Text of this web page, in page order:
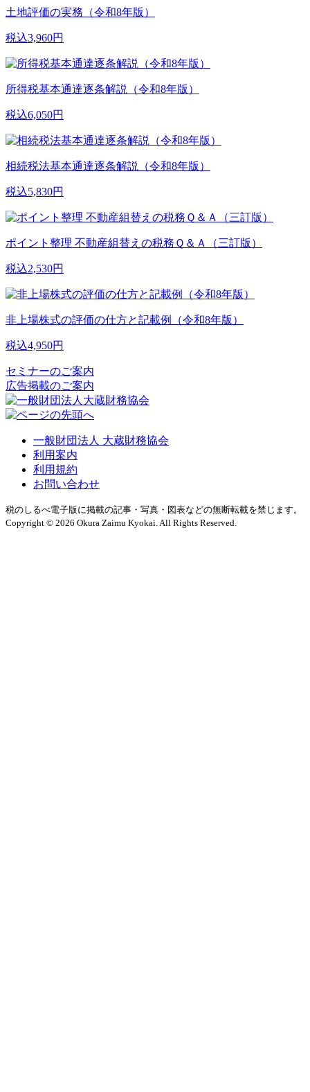
土地評価の実務（令和8年版）
税込3,960円
所得税基本通達逐条解説（令和8年版）
税込6,050円
相続税法基本通達逐条解説（令和8年版）
税込5,830円
ポイント整理 不動産組替えの税務Ｑ＆Ａ（三訂版）
税込2,530円
非上場株式の評価の仕方と記載例（令和8年版）
税込4,950円
セミナーのご案内
広告掲載のご案内
一般財団法人 大蔵財務協会
利用案内
利用規約
お問い合わせ
税のしるべ電子版に掲載の記事・写真・図表などの無断転載を禁じます。
Copyright © 2026 Okura Zaimu Kyokai. All Rights Reserved.